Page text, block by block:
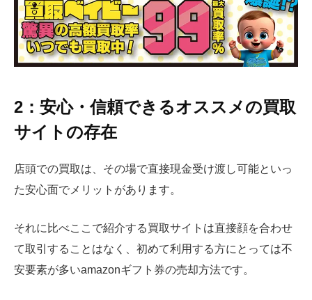
2：安心・信頼できるオススメの買取
サイトの存在
店頭での買取は、その場で直接現金受け渡し可能といっ
た安心面でメリットがあります。
それに比べここで紹介する買取サイトは直接顔を合わせ
て取引することはなく、初めて利用する方にとっては不
安要素が多いamazonギフト券の売却方法です。